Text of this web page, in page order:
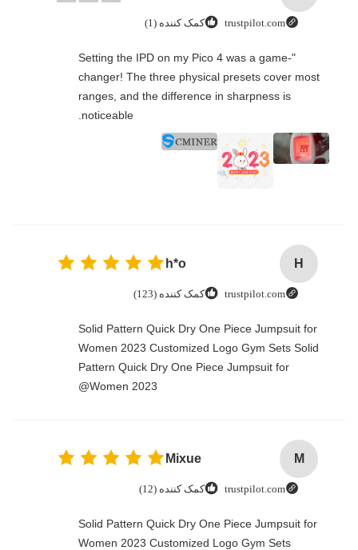
trustpilot.com کمک کننده (1)
"Setting the IPD on my Pico 4 was a game-
changer! The three physical presets cover most
ranges, and the difference in sharpness is
noticeable.
H
h*o
trustpilot.com کمک کننده (123)
Solid Pattern Quick Dry One Piece Jumpsuit for
Women 2023 Customized Logo Gym Sets Solid
Pattern Quick Dry One Piece Jumpsuit for
Women 2023@
M
Mixue
trustpilot.com کمک کننده (12)
Solid Pattern Quick Dry One Piece Jumpsuit for
Women 2023 Customized Logo Gym Sets